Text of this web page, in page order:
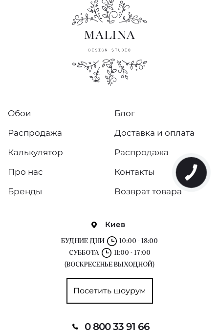
Киев
БУДНИЕ ДНИ
10:00 - 18:00
СУББОТА
11:00 - 17:00
(ВОСКРЕСЕНЬЕ ВЫХОДНОЙ)
Посетить шоурум
0 800 33 91 66
Обои
Распродажа
Калькулятор
Про нас
Бренды
Блог
Доставка и оплата
Распродажа
Контакты
Возврат товара